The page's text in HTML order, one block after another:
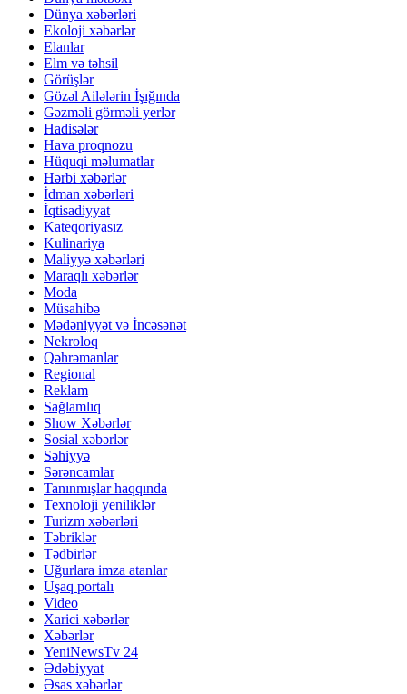
Dünya xəbərləri
Ekoloji xəbərlər
Elanlar
Elm və təhsil
Görüşlər
Gözəl Ailələrin İşığında
Gəzməli görməli yerlər
Hadisələr
Hava proqnozu
Hüquqi məlumatlar
Hərbi xəbərlər
İdman xəbərləri
İqtisadiyyat
Kateqoriyasız
Kulinariya
Maliyyə xəbərləri
Maraqlı xəbərlər
Moda
Müsahibə
Mədəniyyət və İncəsənət
Nekroloq
Qəhrəmanlar
Regional
Reklam
Sağlamlıq
Show Xəbərlər
Sosial xəbərlər
Səhiyyə
Sərəncamlar
Tanınmışlar haqqında
Texnoloji yeniliklər
Turizm xəbərləri
Təbriklər
Tədbirlər
Uğurlara imza atanlar
Uşaq portalı
Video
Xarici xəbərlər
Xəbərlər
YeniNewsTv 24
Ədəbiyyat
Əsas xəbərlər